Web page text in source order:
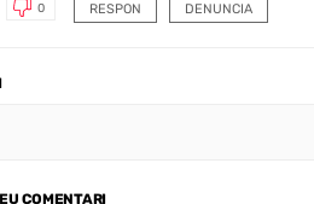
RESPON
0 DENUNCIA
COMENTARI